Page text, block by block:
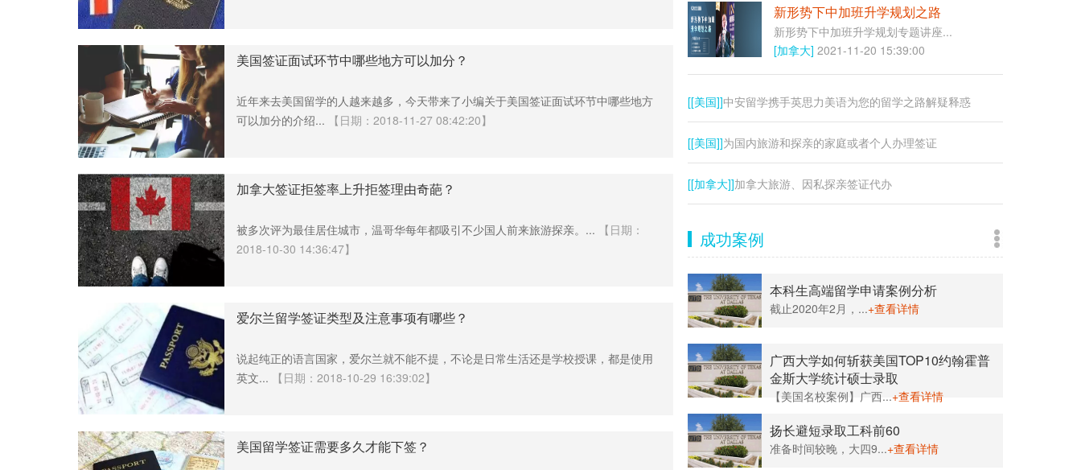
美国签证面试环节中哪些地方可以加分？
近年来去美国留学的人越来越多，今天带来了小编关于美国签证面试环节中哪些地方
可以加分的介绍... 【日期：2018-11-27 08:42:20】
加拿大签证拒签率上升拒签理由奇葩？
被多次评为最佳居住城市，温哥华每年都吸引不少国人前来旅游探亲。... 【日期：
2018-10-30 14:36:47】
爱尔兰留学签证类型及注意事项有哪些？
说起纯正的语言国家，爱尔兰就不能不提，不论是日常生活还是学校授课，都是使用
英文... 【日期：2018-10-29 16:39:02】
美国留学签证需要多久才能下签？
新形势下中加班升学规划之路
新形势下中加班升学规划专题讲座...
[加拿大] 2021-11-20 15:39:00
[[美国]]中安留学携手英思力美语为您的留学之路解疑释惑
[[美国]]为国内旅游和探亲的家庭或者个人办理签证
[[加拿大]]加拿大旅游、因私探亲签证代办
成功案例
本科生高端留学申请案例分析
截止2020年2月，...+查看详情
广西大学如何斩获美国TOP10约翰霍普
金斯大学统计硕士录取
【美国名校案例】广西...+查看详情
扬长避短录取工科前60
准备时间较晚，大四9...+查看详情